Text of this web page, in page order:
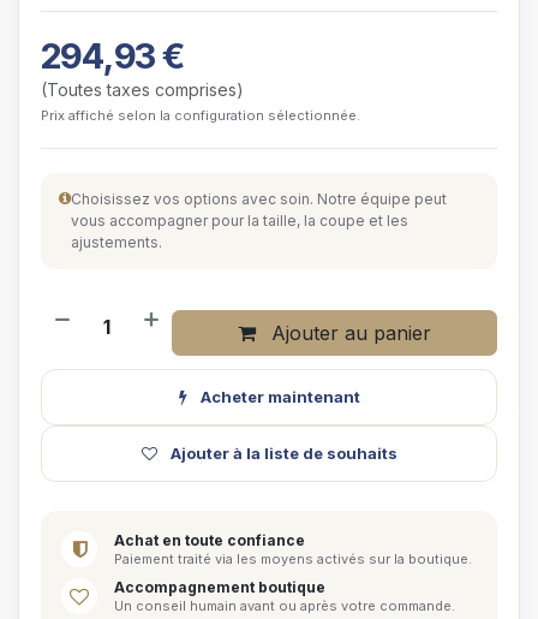
294,93€
(Toutes taxes comprises)
Prix affiché selon la configuration sélectionnée.
Choisissez vos options avec soin. Notre équipe peut
vous accompagner pour la taille, la coupe et les
ajustements.
Ajouter au panier
Acheter maintenant
Ajouter à la liste de souhaits
Achat en toute confiance
Paiement traité via les moyens activés sur la boutique.
Accompagnement boutique
Un conseil humain avant ou après votre commande.